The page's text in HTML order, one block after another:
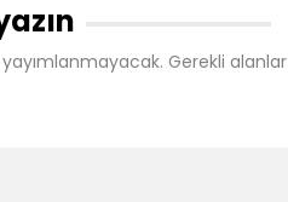
yayımlanmayacak. Gerekli alanlar